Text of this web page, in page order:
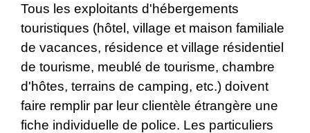
Tous les exploitants d'hébergements
touristiques (hôtel, village et maison familiale
de vacances, résidence et village résidentiel
de tourisme, meublé de tourisme, chambre
d'hôtes, terrains de camping, etc.) doivent
faire remplir par leur clientèle étrangère une
fiche individuelle de police. Les particuliers